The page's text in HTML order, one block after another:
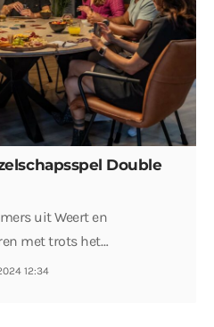
Double
uit Weert en
met trots het…
12:34